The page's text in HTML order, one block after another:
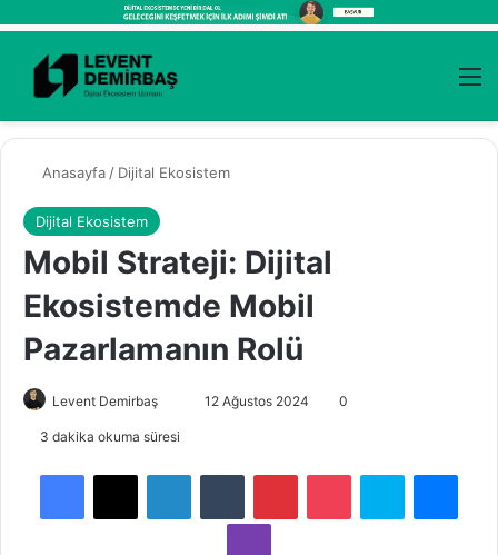
Kayıt Ol
Anasayfa / Dijital Ekosistem
Dijital Ekosistem
Mobil Strateji: Dijital
Ekosistemde Mobil
Pazarlamanın Rolü
Levent Demirbaş 12 Ağustos 2024 0
3 dakika okuma süresi
Viber